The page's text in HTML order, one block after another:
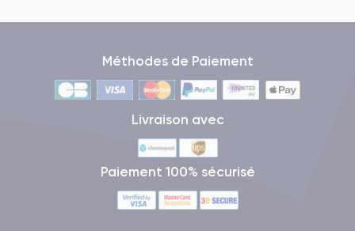
Méthodes de Paiement
Livraison avec
Paiement 100% sécurisé